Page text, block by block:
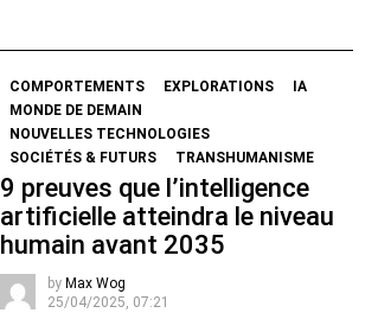
COMPORTEMENTS EXPLORATIONS
IA
MONDE DE DEMAIN
NOUVELLES TECHNOLOGIES
SOCIÉTÉS & FUTURS
TRANSHUMANISME
9 preuves que l’intelligence
artificielle atteindra le niveau
humain avant 2035
by Max Wog
25/04/2025, 07:21